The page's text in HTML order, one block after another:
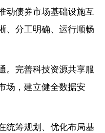
动债券市场基础设施互
、分工明确、运行顺畅
。完善科技资源共享服
场，建立健全数据安
统筹规划、优化布局基